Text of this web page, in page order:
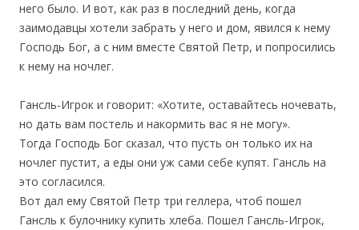
него было. И вот, как раз в последний день, когда
заимодавцы хотели забрать у него и дом, явился к нему
Господь Бог, а с ним вместе Святой Петр, и попросились
к нему на ночлег.
Гансль-Игрок и говорит: «Хотите, оставайтесь ночевать,
но дать вам постель и накормить вас я не могу».
Тогда Господь Бог сказал, что пусть он только их на
ночлег пустит, а еды они уж сами себе купят. Гансль на
это согласился.
Вот дал ему Святой Петр три геллера, чтоб пошел
Гансль к булочнику купить хлеба. Пошел Гансль-Игрок,